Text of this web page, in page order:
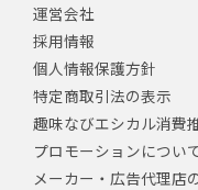
運営会社
採用情報
個人情報保護方針
特定商取引法の表示
趣味なびエシカル消費
プロモーションについ
メーカー・広告代理店